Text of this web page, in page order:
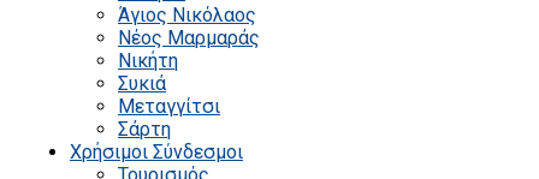
Άγιος Νικόλαος
Νέος Μαρμαράς
Νικήτη
Συκιά
Μεταγγίτσι
Σάρτη
Χρήσιμοι Σύνδεσμοι